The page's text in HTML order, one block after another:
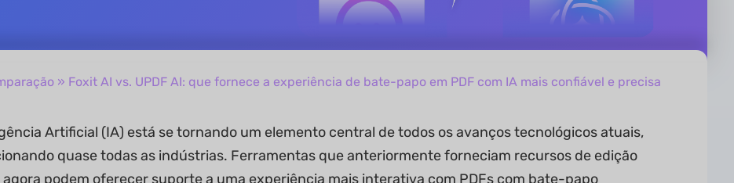
» Foxit AI vs. UPDF AI: que fornece a experiência de bate-papo em PDF com IA mais confiável e precisa
Artificial (IA) está se tornando um elemento central de todos os avanços tecnológicos atuais,
quase todas as indústrias. Ferramentas que anteriormente forneciam recursos de edição
agora podem oferecer suporte a uma experiência mais interativa com PDFs com bate-papo